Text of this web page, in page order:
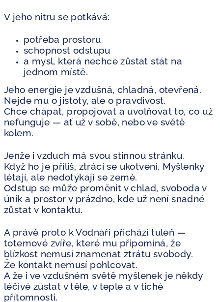
V jeho nitru se potkává:
potřeba prostoru
schopnost odstupu
a mysl, která nechce zůstat stát na
jednom místě.
Jeho energie je vzdušná, chladná, otevřená.
Nejde mu o jistoty, ale o pravdivost.
Chce chápat, propojovat a uvolňovat to, co už
nefunguje — ať už v sobě, nebo ve světě
kolem.
Jenže i vzduch má svou stinnou stránku.
Když ho je příliš, ztrácí se ukotvení. Myšlenky
létají, ale nedotýkají se země.
Odstup se může proměnit v chlad, svoboda v
únik a prostor v prázdno, kde už není snadné
zůstat v kontaktu.
A právě proto k Vodnáři přichází tuleň —
totemové zvíře, které mu připomíná, že
blízkost nemusí znamenat ztrátu svobody.
Že kontakt nemusí pohlcovat.
A že i ve vzdušném světě myšlenek je někdy
léčivé zůstat v těle, v teple a v tiché
přítomnosti.